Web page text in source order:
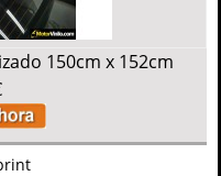
150cm x 152cm